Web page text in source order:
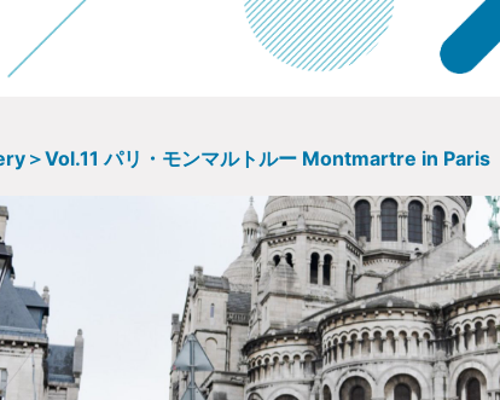
＞Vol.11 パリ・モンマルトルー Montmartre in Paris